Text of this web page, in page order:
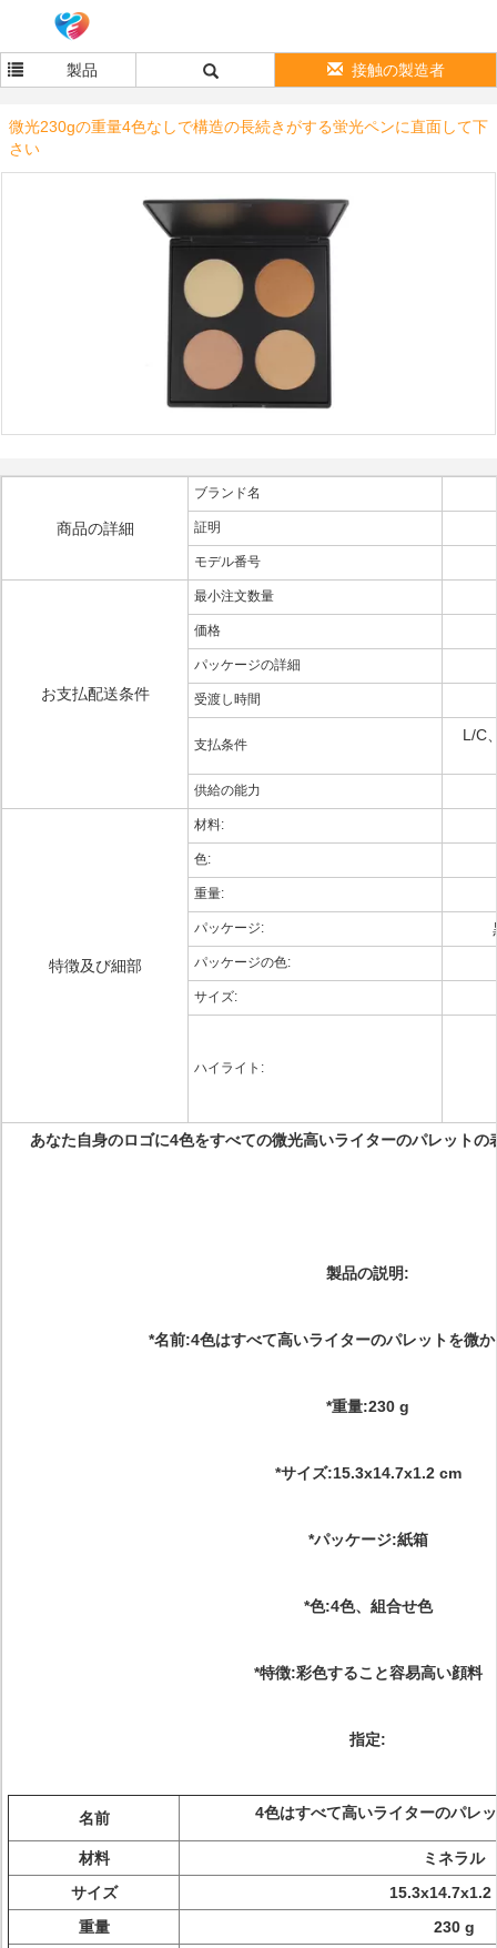
製品 接触の製造者
微光230gの重量4色なしで構造の長続きがする蛍光ペンに直面して下
さい
商品の詳細
ブランド名
証明
モデル番号
お支払配送条件
最小注文数量
価格
パッケージの詳細
受渡し時間
支払条件
L/C
供給の能力
特徴及び細部
材料:
色:
重量:
パッケージ:
パッケージの色:
サイズ:
ハイライト:
あなた自身のロゴに4色をすべての微光高いライターのパレット
製品の説明:
*名前:4色はすべて高いライターのパレットを微
*重量:230 g
*サイズ:15.3x14.7x1.2 cm
*パッケージ:紙箱
*色:4色、組合せ色
*特徴:彩色すること容易高い顔料
指定:
名前 4色はすべて高いライターのパレ
材料
ミネラル
サイズ
15.3x14.7x1.2
重量
230 g